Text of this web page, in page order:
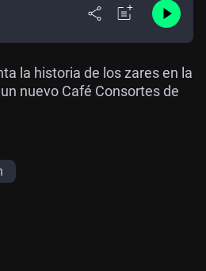
la historia de los zares en la
nuevo Café Consortes de